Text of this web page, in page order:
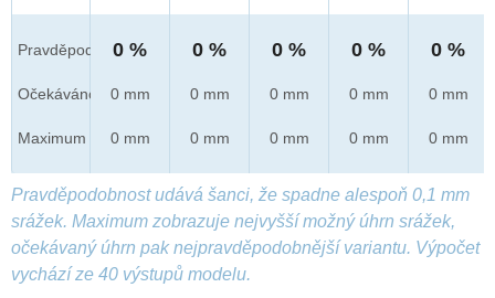
Pravděpod.
Očekáváno
Maximum
0 %
0 mm
0 mm
0 %
0 mm
0 mm
0 %
0 mm
0 mm
0 %
0 mm
0 mm
0 %
0 mm
0 mm
Pravděpodobnost udává šanci, že spadne alespoň 0,1 mm
srážek. Maximum zobrazuje nejvyšší možný úhrn srážek,
očekávaný úhrn pak nejpravděpodobnější variantu. Výpočet
vychází ze 40 výstupů modelu.